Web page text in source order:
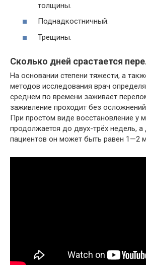
толщины.
Поднадкостничный.
Трещины.
Сколько дней срастается
На основании степени тяжести, а
методов исследования врач
среднем по времени заживает
заживление проходит без осложнений.
При простом виде восстановление у
продолжается до двух-трёх недель,
пациентов он может быть равен 1—2